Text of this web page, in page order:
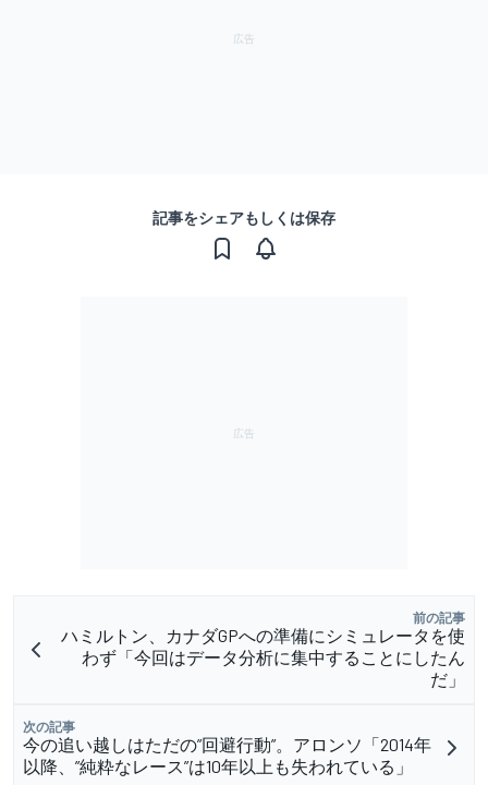
記事をシェアもしくは保存
前の記事
ハミルトン、カナダGPへの準備にシミュレータを使
わず「今回はデータ分析に集中することにしたん
だ」
次の記事
今の追い越しはただの”回避行動”。アロンソ「2014年
以降、”純粋なレース”は10年以上も失われている」